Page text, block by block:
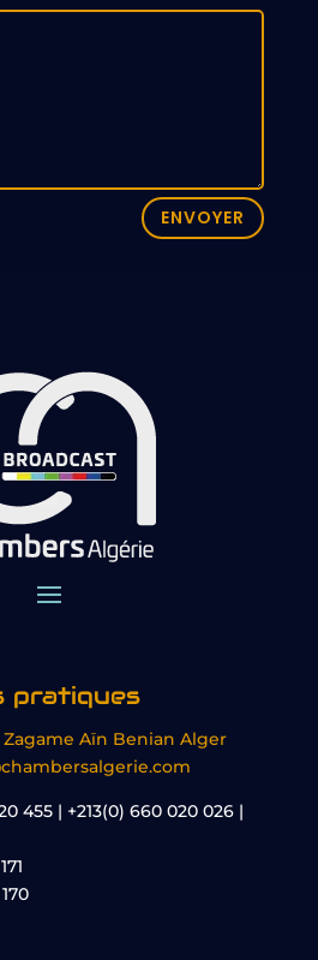
ENVOYER
pratiques
Zagame Aïn Benian Alger
455 | +213(0) 660 020 026 |